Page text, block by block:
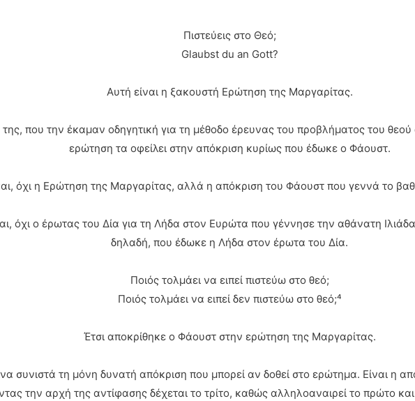
Πιστεύεις στο Θεό;
Glaubst du an Gott?
Αυτή είναι η ξακουστή Ερώτηση της Μαργαρίτας.
που την έκαμαν οδηγητική για τη μέθοδο έρευνας του προβλήματος του θεού
ερώτηση τα οφείλει στην απόκριση κυρίως που έδωκε ο Φάουστ.
όχι η Ερώτηση της Μαργαρίτας, αλλά η απόκριση του Φάουστ που γεννά το
όχι ο έρωτας του Δία για τη Λήδα στον Ευρώτα που γέννησε την αθάνατη
δηλαδή, που έδωκε η Λήδα στον έρωτα του Δία.
Ποιός τολμάει να ειπεί πιστεύω στο θεό;
Ποιός τολμάει να ειπεί δεν πιστεύω στο θεό;⁴
Έτσι αποκρίθηκε ο Φάουστ στην ερώτηση της Μαργαρίτας.
συνιστά τη μόνη δυνατή απόκριση που μπορεί αν δοθεί στο ερώτημα. Είναι η
την αρχή της αντίφασης δέχεται το τρίτο, καθώς αλληλοαναιρεί το πρώτο